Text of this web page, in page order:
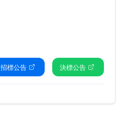
招標公告
決標公告